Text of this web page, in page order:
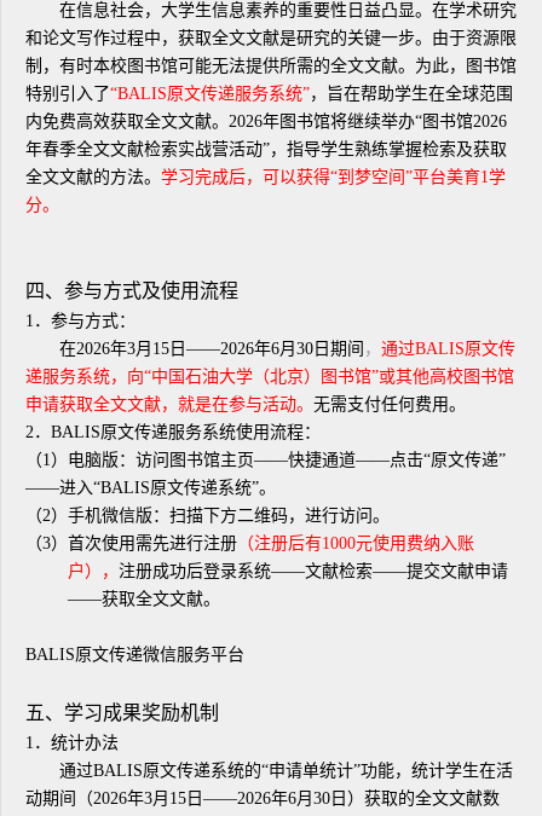
在信息社会，大学生信息素养的重要性日益凸显。在学术研究
和论文写作过程中，获取全文文献是研究的关键一步。由于资源限
制，有时本校图书馆可能无法提供所需的全文文献。为此，图书馆
特别引入了“BALIS原文传递服务系统”，旨在帮助学生在全球范围
内免费高效获取全文文献。2026年图书馆将继续举办“图书馆2026
年春季全文文献检索实战营活动”，指导学生熟练掌握检索及获取
全文文献的方法。 学习完成后，可以获得“到梦空间”平台美育1学
分。
四、参与方式及使用流程
1．参与方式：
在2026年3月15日——2026年6月30日期间 ， 通过BALIS原文传
递服务系统，向“中国石油大学（北京）图书馆”或其他高校图书馆
申请获取全文文献，就是在参与活动。 无需支付任何费用。
2．BALIS原文传递服务系统使用流程：
（1）电脑版：访问图书馆主页——快捷通道——点击“原文传递”
——进入“BALIS原文传递系统”。
（2）手机微信版：扫描下方二维码，进行访问。
（3）首次使用需先进行注册 （注册后有1000元使用费纳入账
户）， 注册成功后登录系统——文献检索——提交文献申请
——获取全文文献。
BALIS原文传递微信服务平台
五、学习成果奖励机制
1．统计办法
通过BALIS原文传递系统的“申请单统计”功能，统计学生在活
动期间（2026年3月15日——2026年6月30日）获取的全文文献数